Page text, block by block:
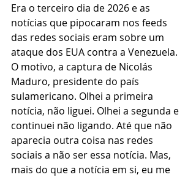
Era o terceiro dia de 2026 e as
notícias que pipocaram nos feeds
das redes sociais eram sobre um
ataque dos EUA contra a Venezuela.
O motivo, a captura de Nicolás
Maduro, presidente do país
sulamericano. Olhei a primeira
notícia, não liguei. Olhei a segunda e
continuei não ligando. Até que não
aparecia outra coisa nas redes
sociais a não ser essa notícia. Mas,
mais do que a notícia em si, eu me